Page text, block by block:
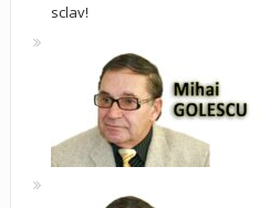
sclav!